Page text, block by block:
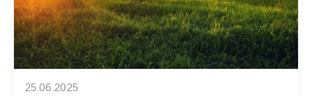
25.06.2025